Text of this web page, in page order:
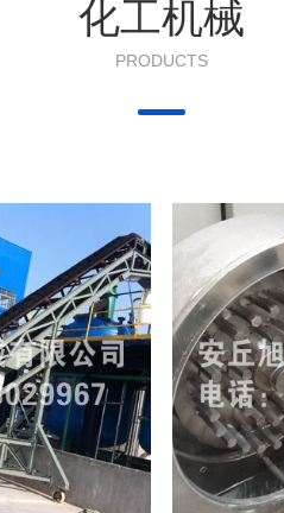
化工机械
PRODUCTS